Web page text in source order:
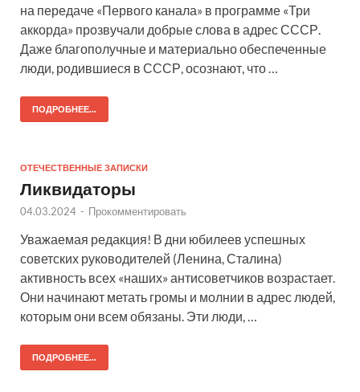
на передаче «Первого канала» в программе «Три
аккорда» прозвучали добрые слова в адрес СССР.
Даже благополучные и материально обеспеченные
люди, родившиеся в СССР, осознают, что …
ПОДРОБНЕЕ...
ОТЕЧЕСТВЕННЫЕ ЗАПИСКИ
Ликвидаторы
04.03.2024 - Прокомментировать
Уважаемая редакция! В дни юбилеев успешных
советских руководителей (Ленина, Сталина)
активность всех «наших» антисоветчиков возрастает.
Они начинают метать громы и молнии в адрес людей,
которым они всем обязаны. Эти люди, …
ПОДРОБНЕЕ...